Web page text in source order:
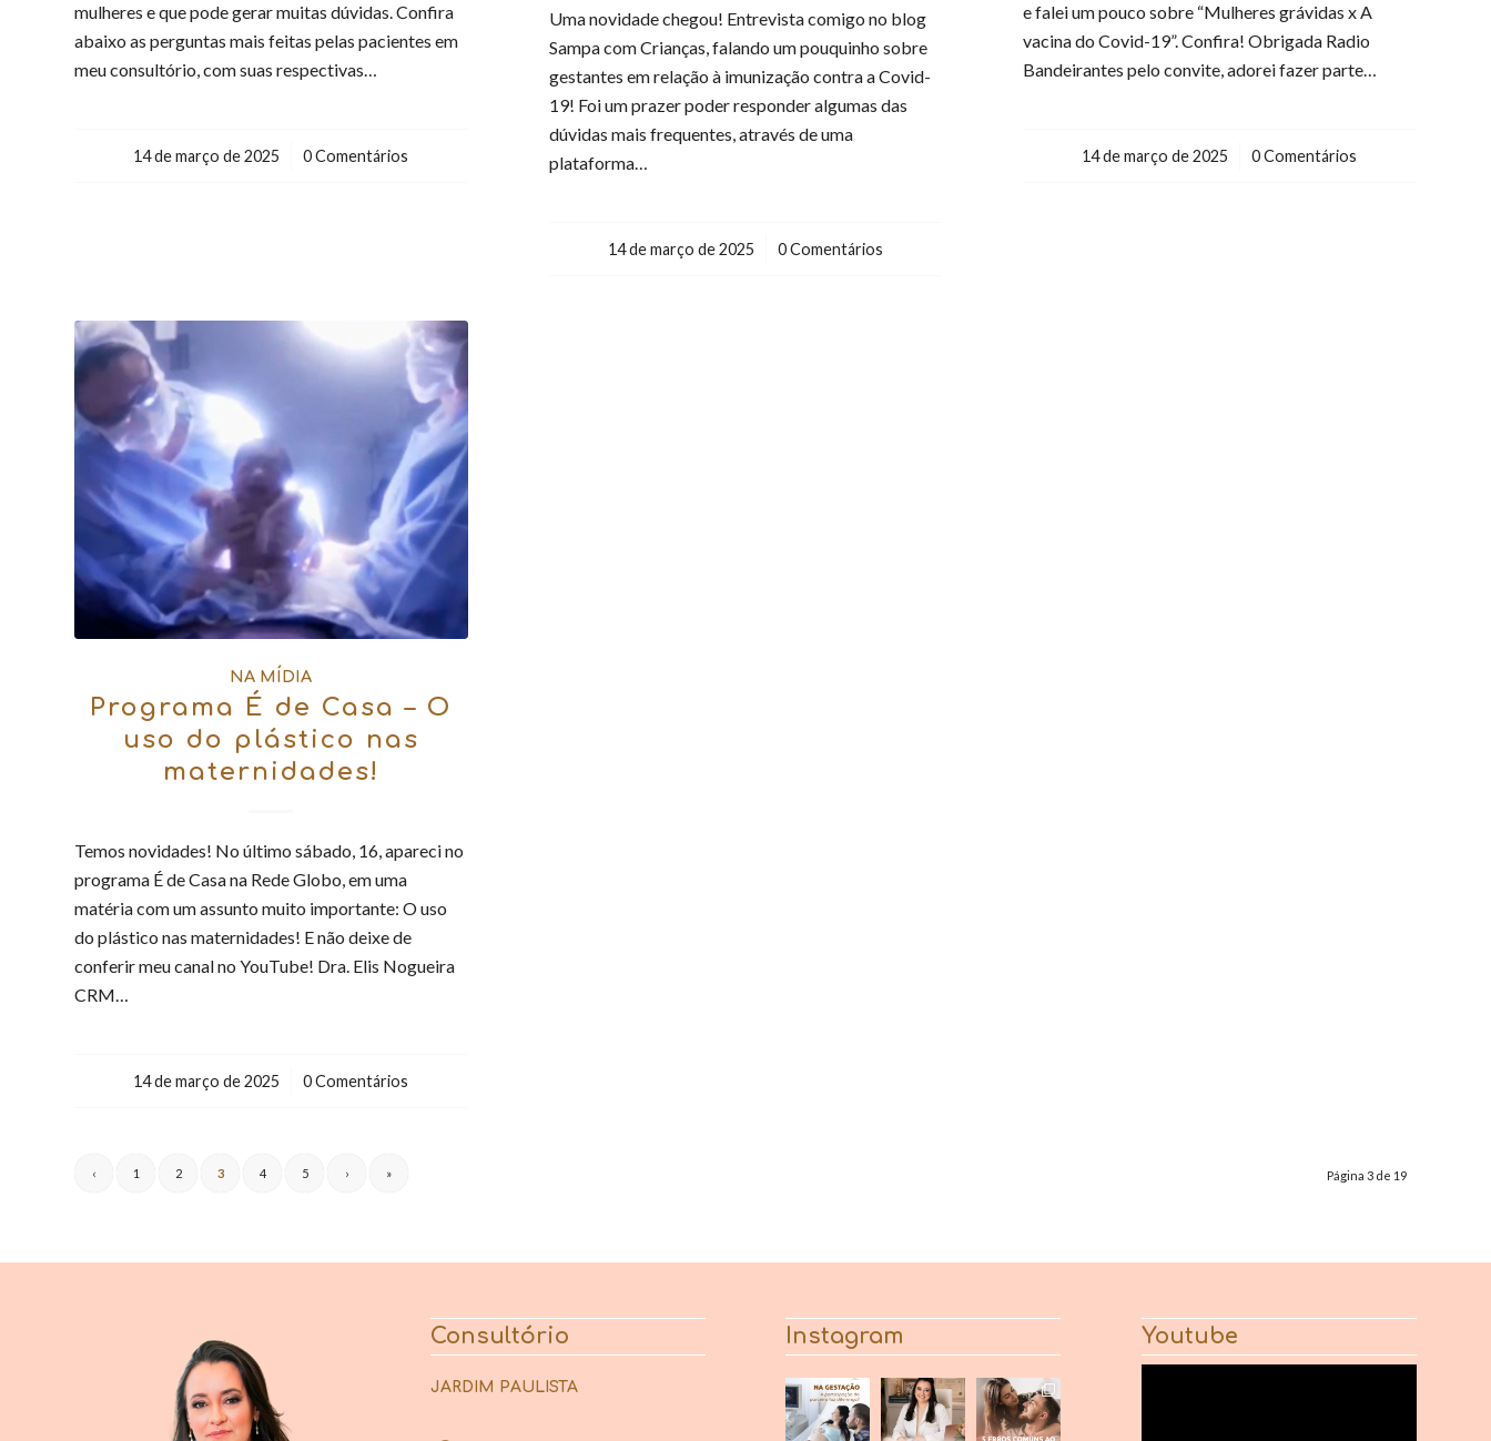
mulheres e que pode gerar muitas dúvidas. Confira
abaixo as perguntas mais feitas pelas pacientes em
meu consultório, com suas respectivas…
14 de março de 2025
/ 0 Comentários
Uma novidade chegou! Entrevista comigo no blog
Sampa com Crianças, falando um pouquinho sobre
gestantes em relação à imunização contra a Covid-
19! Foi um prazer poder responder algumas das
dúvidas mais frequentes, através de uma
plataforma…
14 de março de 2025
/ 0 Comentários
e falei um pouco sobre “Mulheres grávidas x A
vacina do Covid-19”. Confira! Obrigada Radio
Bandeirantes pelo convite, adorei fazer parte…
14 de março de 2025
/ 0 Comentários
NA MÍDIA
Programa É de Casa – O
uso do plástico nas
maternidades!
Temos novidades! No último sábado, 16, apareci no
programa É de Casa na Rede Globo, em uma
matéria com um assunto muito importante: O uso
do plástico nas maternidades! E não deixe de
conferir meu canal no YouTube! Dra. Elis Nogueira
CRM…
14 de março de 2025
/ 0 Comentários
Página 3 de 19
‹ 1 2 3 4 5 › »
Consultório
JARDIM PAULISTA
Instagram Youtube